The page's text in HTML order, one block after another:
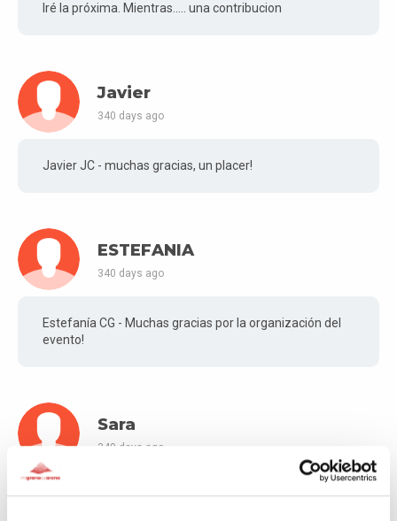
Iré la próxima. Mientras..... una contribucion
Javier
340 days ago
Javier JC - muchas gracias, un placer!
ESTEFANIA
340 days ago
Estefanía CG - Muchas gracias por la organización del
evento!
Sara
340 days ago
Mucha suerte y muchas gracias!!!